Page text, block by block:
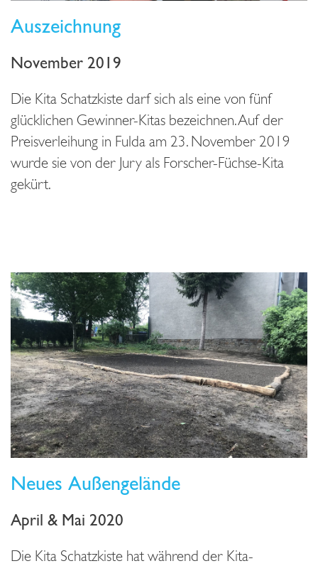
Auszeichnung
November 2019
Die Kita Schatzkiste darf sich als eine von fünf
glücklichen Gewinner-Kitas bezeichnen. Auf der
Preisverleihung in Fulda am 23. November 2019
wurde sie von der Jury als Forscher-Füchse-Kita
gekürt.
Neues Außengelände
April & Mai 2020
Die Kita Schatzkiste hat während der Kita-